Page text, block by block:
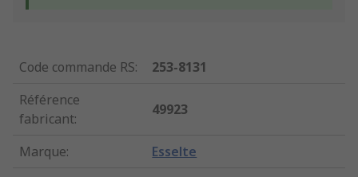
Code commande RS:
253-8131
Référence
fabricant:
49923
Marque: Esselte